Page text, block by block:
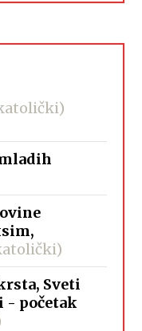
Sveti
- početak